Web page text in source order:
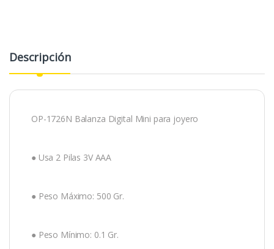
Descripción
OP-1726N Balanza Digital Mini para joyero
● Usa 2 Pilas 3V AAA
● Peso Máximo: 500 Gr.
● Peso Mínimo: 0.1 Gr.